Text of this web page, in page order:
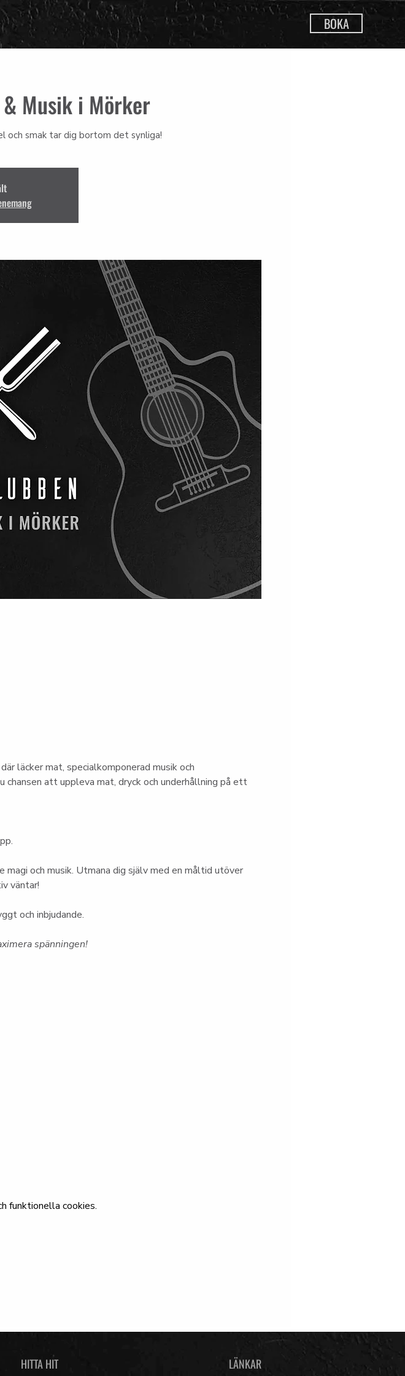
BOKA
Musik i Mörker
och smak tar dig bortom det synliga!
läcker mat, specialkomponerad musik och
att uppleva mat, dryck och underhållning på ett
magi och musik. Utmana dig själv med en måltid utöver
väntar!
och inbjudande.
spänningen!
funktionella cookies.
HITTA HIT LÄNKAR